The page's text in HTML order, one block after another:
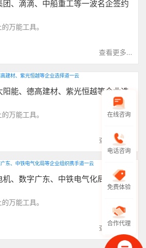
、滴滴、中船重工等一波名企签约
万能工具。
查看更多...
能、德高建材、紫光恒越等企业选
万能工具。
查看更多...
、数字广东、中铁电气化局等企业
万能工具。
查看更多...
在线咨询
电话咨询
免费体验
合作代理